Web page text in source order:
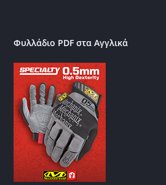
Φυλλάδιο PDF στα Αγγλικά